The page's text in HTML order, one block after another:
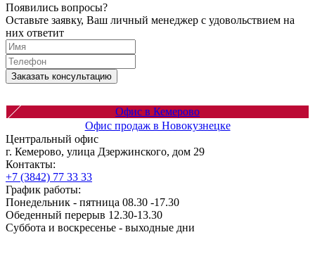
Появились вопросы?
Оставьте заявку, Ваш личный менеджер с удовольствием на
них ответит
Заказать консультацию
Офис в Кемерово
Офис продаж в Новокузнецке
Центральный офис
г. Кемерово, улица Дзержинского, дом 29
Контакты:
+7 (3842) 77 33 33
График работы:
Понедельник - пятница 08.30 -17.30
Обеденный перерыв 12.30-13.30
Суббота и воскресенье - выходные дни